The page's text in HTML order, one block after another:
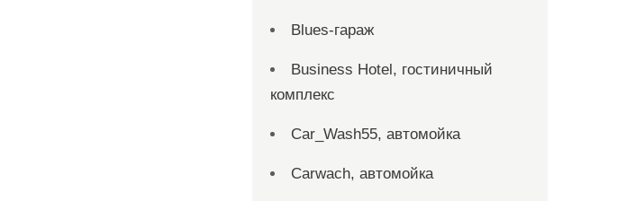
Blues-гараж
Business Hotel, гостиничный
комплекс
Car_Wash55, автомойка
Carwach, автомойка